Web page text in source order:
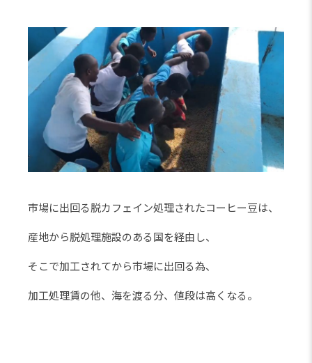
市場に出回る脱カフェイン処理されたコーヒー豆は、
産地から脱処理施設のある国を経由し、
そこで加工されてから市場に出回る為、
加工処理賃の他、海を渡る分、値段は高くなる。